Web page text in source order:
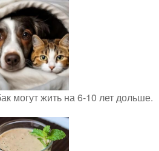
могут жить на 6-10 лет дольше.